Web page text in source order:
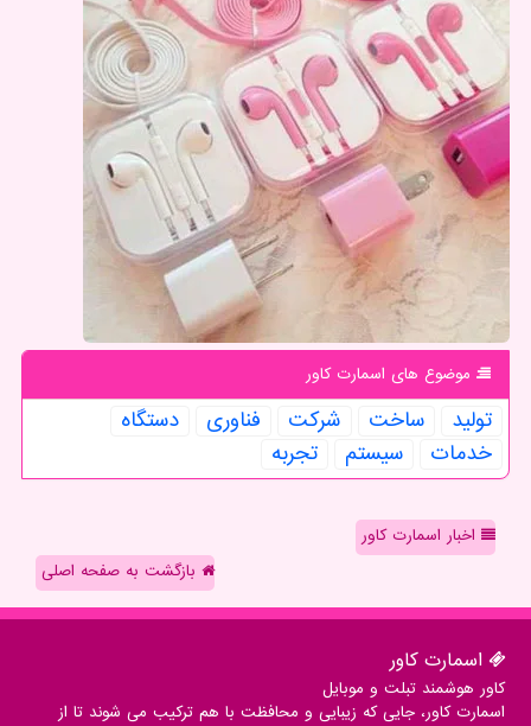
موضوع های اسمارت كاور
تولید ساخت شركت فناوری
دستگاه
خدمات
سیستم تجربه
اخبار اسمارت کاور
بازگشت به صفحه اصلی
اسمارت كاور
کاور هوشمند تبلت و موبایل
اسمارت کاور، جایی که زیبایی و محافظت با هم ترکیب می شوند تا از